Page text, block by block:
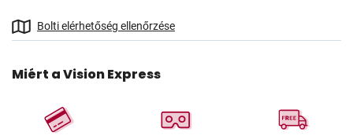
Bolti elérhetőség ellenőrzése
Miért a Vision Express